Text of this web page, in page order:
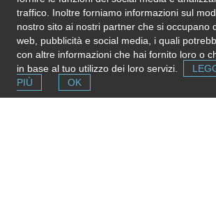
Associazione culturale. Scuola di musica: teoria
età! Sala prove. Studio di registrazione.
traffico. Inoltre forniamo informazioni sul
nostro sito ai nostri partner che si occupano
web, pubblicità e social media, i quali
con altre informazioni che hai fornito loro o
in base al tuo utilizzo dei loro servizi.
PIÙ
OK